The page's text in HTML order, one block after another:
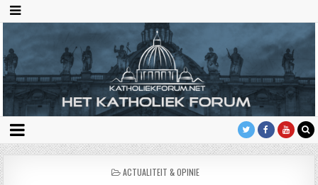
GEPLAATST
ACTUALITEIT & OPINIE